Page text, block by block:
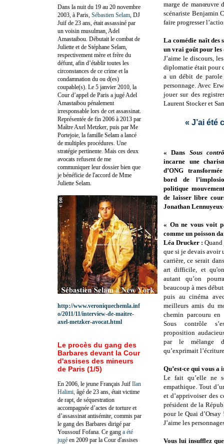
marge de manœuvre
scénariste Benjamin
faire progresser
La comédie naît des
un vrai goût pour
J’aime le discours,
diplomatie était pour
a un débit de
personnage. Avec
jouer sur des
Laurent Stocker et
« J’ai été
« Dans Sous
incarne une
d’ONG
bord de
politique
de laisser libre
Jonathan
« On ne vous voit
comme un poisson
Léa Drucker : Quand
que si je devais avoir
carrière, ce serait
art difficile, et
autant qu’on
beaucoup à mes
puis au cinéma
meilleurs amis du
chemin parcouru en
Sous contrôle
proposition
par le mélange
qu’exprimait
Qu’est-ce qui vous a
Le fait qu’elle ne
empathique. Tout
et d’apprivoiser des
président de la
pour le Quai
J’aime les
Vous lui insufflez
Dans la nuit du 19 au 20 novembre
2003, à Paris, Sébastien Selam , DJ
Juif de 23 ans, était assassiné par
un voisin musulman, Adel
Amastaibou. Débutait le combat de
Juliette et de Stéphane Selam,
respectivement mère et frère du
défunt, afin d’établir toutes les
circonstances de ce crime et la
condamnation du ou d(es)
coupable(s). Le 5 janvier 2010, la
Cour d’appel de Paris a jugé Adel
Amastaibou pénalement
irresponsable lors de cet assassinat.
Représentée de fin 2006 à 2013 par
Maître Axel Metzker, puis par Me
Portejoie, la famille Selam a lancé
de multiples procédures. Une
stratégie pertinente. Mais ces deux
avocats refusent de me
communiquer leur dossier bien que
je bénéficie de l'accord de Mme
Juliette Selam.
http://www.veroniquechemla.inf
o/2011/11/interview-de-maitre-
axel-metzker-avocat.html
Le procès du gang des
Barbares devant la Cour
d'assises des mineurs
de Paris (1/5)
En 2006, le jeune Français Juif Ilan
Halimi, âgé de 23 ans, était victime
de rapt, de séquestration
accompagnée d’actes de torture et
d’assassinat antisémite, commis par
le gang des Barbares dirigé par
Youssouf Fofana. Ce gang a été
jugé en 2009 par la Cour d'assises